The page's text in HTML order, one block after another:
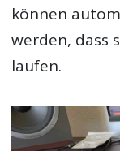
können
werden, dass
laufen.